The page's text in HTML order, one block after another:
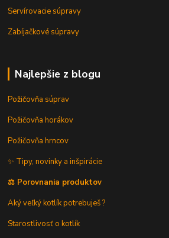
Servírovacie súpravy
Zabíjačkové súpravy
Najlepšie z blogu
Požičovňa súprav
Požičovňa horákov
Požičovňa hrncov
✨ Tipy, novinky a inšpirácie
⚖️ Porovnania produktov
Aký veľký kotlík potrebuješ ?
Starostlivosť o kotlík